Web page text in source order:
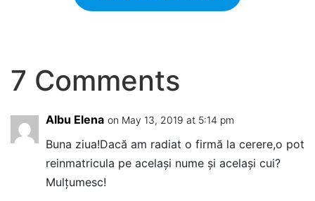
7 Comments
Albu Elena on May 13, 2019 at 5:14 pm
Buna ziua!Dacă am radiat o firmă la cerere,o pot
reinmatricula pe același nume și același cui?
Mulțumesc!